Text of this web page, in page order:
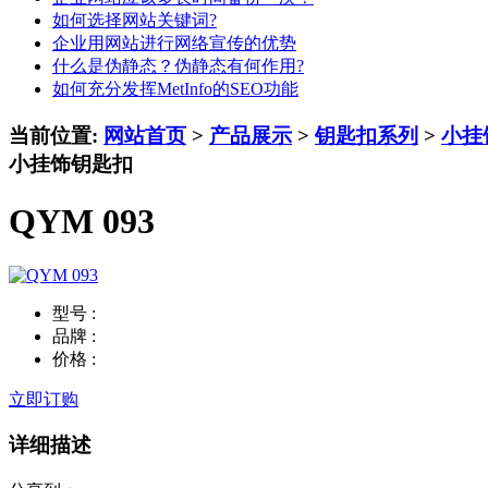
如何选择网站关键词?
企业用网站进行网络宣传的优势
什么是伪静态？伪静态有何作用?
如何充分发挥MetInfo的SEO功能
当前位置: 网站首页 > 产品展示 >钥匙扣系列 > 小挂
小挂饰钥匙扣
QYM 093
型号 :
品牌 :
价格 :
立即订购
详细描述